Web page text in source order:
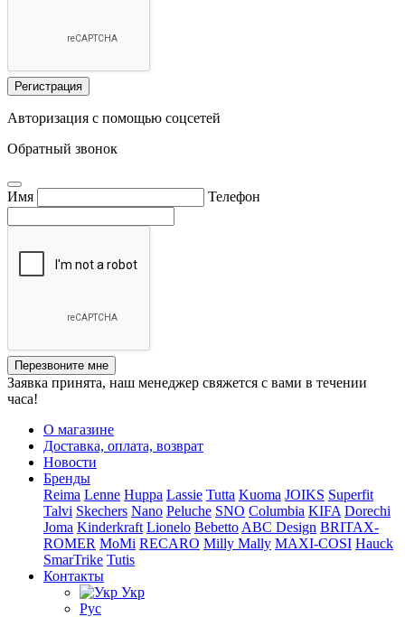
Регистрация
Авторизация с помощью соцсетей
Обратный звонок
Имя Телефон
Перезвоните мне
Заявка принята, наш менеджер свяжется с вами в течении
часа!
О магазине
Доставка, оплата, возврат
Новости
Бренды
Reima Lenne Huppa Lassie Tutta Kuoma JOIKS Superfit
Talvi Skechers Nano Peluche SNO Columbia KIFA Dorechi
Joma Kinderkraft Lionelo Bebetto ABC Design BRITAX-
ROMER MoMi RECARO Milly Mally MAXI-COSI Hauck
SmarTrike Tutis
Контакты
Укр
Рус